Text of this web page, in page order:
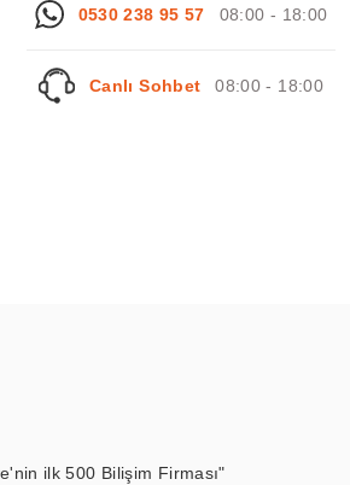
0530 238 95 57 08:00 - 18:00
Canlı Sohbet 08:00 - 18:00
ilk 500 Bilişim Firması"